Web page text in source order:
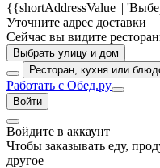
{{shortAddressValue ||
Уточните адрес доставки
Сейчас вы видите
Выбрать улицу и дом
Ресторан, кухня или
Работать с Обед.ру
Войти
Войдите в аккаунт
Чтобы заказывать еду,
другое